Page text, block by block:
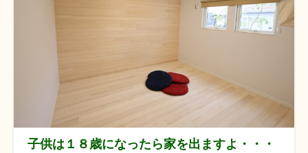
子供は１８歳になったら家を出ますよ・・・